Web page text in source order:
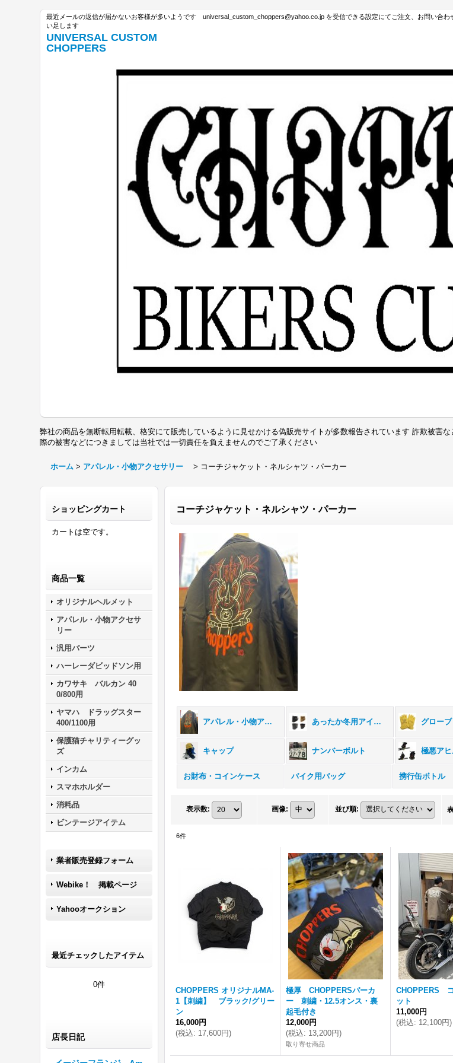
最近メールの返信が届かないお客様が多いようです universal_custom_choppers@yahoo.co.jp を受信できる設定にてご注文、お問い合わ
い足します
UNIVERSAL CUSTOM
CHOPPERS
弊社の商品を無断転用転載、格安にて販売しているように見せかける偽販売サイトが多数報告されています 詐欺被
際の被害などにつきましては当社では一切責任を負えませんのでご了承ください
ホーム > アパレル・小物アクセサリー > コーチジャケット・ネルシャツ・パーカー
ショッピングカート
カートは空です。
商品一覧
オリジナルヘルメット
アパレル・小物アクセサ
リー
汎用パーツ
ハーレーダビッドソン用
カワサキ バルカン 40
0/800用
ヤマハ ドラッグスター
400/1100用
保護猫チャリティーグッ
ズ
インカム
スマホホルダー
消耗品
ビンテージアイテム
業者販売登録フォーム
Webike！ 掲載ページ
Yahooオークション
最近チェックしたアイテム
0件
店長日記
コーチジャケット・ネルシャツ・パーカー
アパレル・小物アクセサリー (全商品) あったか冬用アイテム グローブ
キャップ ナンバーボルト 極悪アヒ
お財布・コインケース バイク用バッグ 携行缶ボトル
表示数: 画像: 並び順:
6件
CHOPPERS オリジナルMA-
1【刺繍】 ブラック/グリー
ン
16,000円
(税込: 17,600円)
極厚 CHOPPERSパーカ
ー 刺繍・12.5オンス・裏
起毛付き
12,000円
(税込: 13,200円)
取り寄せ商品
CHOPPERS
ット
11,000円
(税込: 12,100円)